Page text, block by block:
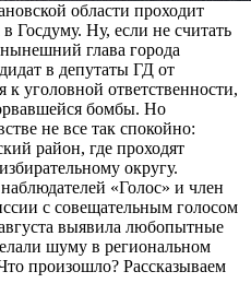
области проходит
Госдуму. Ну, если не считать
глава города
в депутаты ГД от
уголовной ответственности,
бомбы. Но
не все так спокойно:
район, где проходят
округу.
«Голос» и член
с совещательным голосом
выявила любопытные
шуму в региональном
произошло? Рассказываем